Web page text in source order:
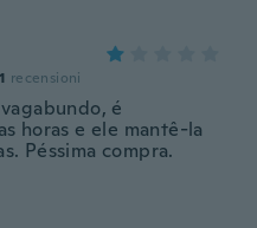
recensioni
é
horas e ele mantê-la
Péssima compra.